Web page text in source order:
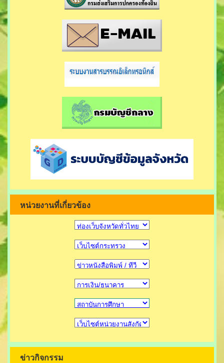
หน่วยงานที่เกี่ยวข้อง
ข่าวกิจกรรม